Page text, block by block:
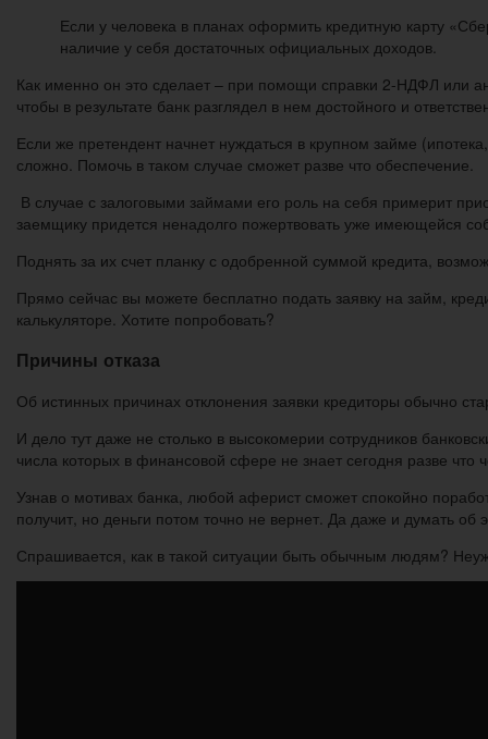
Если у человека в планах оформить кредитную карту
наличие у себя достаточных официальных доходов.
Как именно он это сделает – при помощи справки 2-НДФЛ или
чтобы в результате банк разглядел в нем достойного и
Если же претендент начнет нуждаться в крупном займе
сложно. Помочь в таком случае сможет разве что обеспечение.
В случае с залоговыми займами его роль на себя примерит
заемщику придется ненадолго пожертвовать уже имеющейся
Поднять за их счет планку с одобренной суммой кредита,
Прямо сейчас вы можете бесплатно подать заявку на займ,
калькуляторе. Хотите попробовать?
Причины отказа
Об истинных причинах отклонения заявки кредиторы обычно
И дело тут даже не столько в высокомерии сотрудников
числа которых в финансовой сфере не знает сегодня разве
Узнав о мотивах банка, любой аферист сможет спокойно
получит, но деньги потом точно не вернет. Да даже и думать об
Спрашивается, как в такой ситуации быть обычным людям?